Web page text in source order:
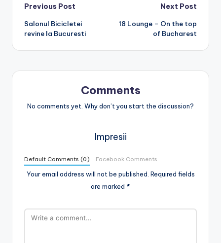
Post
navigation
Previous Post
Salonul Bicicletei
revine la Bucuresti
Next Post
18 Lounge – On the top
of Bucharest
Comments
No comments yet. Why don’t you start the discussion?
Impresii
Default Comments (0) Facebook Comments
Your email address will not be published. Required fields
are marked *